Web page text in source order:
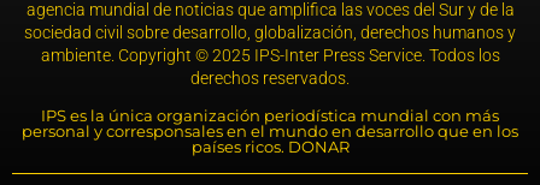
agencia mundial de noticias que amplifica las voces del Sur y de la
sociedad civil sobre desarrollo, globalización, derechos humanos y
ambiente. Copyright © 2025 IPS-Inter Press Service. Todos los
derechos reservados.
IPS es la única organización periodística mundial con más
personal y corresponsales en el mundo en desarrollo que en los
países ricos. DONAR